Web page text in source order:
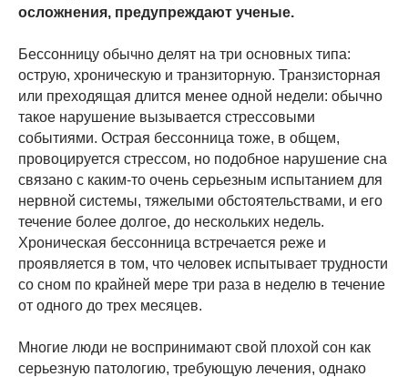
осложнения, предупреждают ученые.
Бессонницу обычно делят на три основных типа:
острую, хроническую и транзиторную. Транзисторная
или преходящая длится менее одной недели: обычно
такое нарушение вызывается стрессовыми
событиями. Острая бессонница тоже, в общем,
провоцируется стрессом, но подобное нарушение сна
связано с каким-то очень серьезным испытанием для
нервной системы, тяжелыми обстоятельствами, и его
течение более долгое, до нескольких недель.
Хроническая бессонница встречается реже и
проявляется в том, что человек испытывает трудности
со сном по крайней мере три раза в неделю в течение
от одного до трех месяцев.
Многие люди не воспринимают свой плохой сон как
серьезную патологию, требующую лечения, однако